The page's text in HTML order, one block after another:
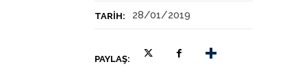
TARIH: 28/01/2019
PAYLAŞ: